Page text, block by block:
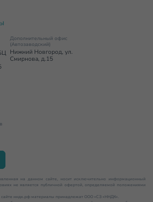
Дополнительный офис
(Автозаводский)
Нижний Новгород, ул.
Смирнова, д.15
на данном сайте, носит исключительно информационный
не является публичной офертой, определяемой положениями
нндк.рф материалы принадлежат ООО «СЗ «ННДК».